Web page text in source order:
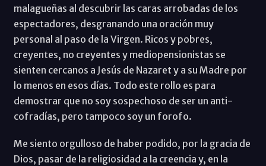
malagueñas al descubrir las caras arrobadas de los
espectadores, desgranando una oración muy
personal al paso de la Virgen. Ricos y pobres,
creyentes, no creyentes y mediopensionistas se
sienten cercanos a Jesús de Nazaret y a su Madre por
lo menos en esos días. Todo este rollo es para
demostrar que no soy sospechoso de ser un anti-
cofradías, pero tampoco soy un forofo.
Me siento orgulloso de haber podido, por la gracia de
Dios, pasar de la religiosidad a la creencia y, en la